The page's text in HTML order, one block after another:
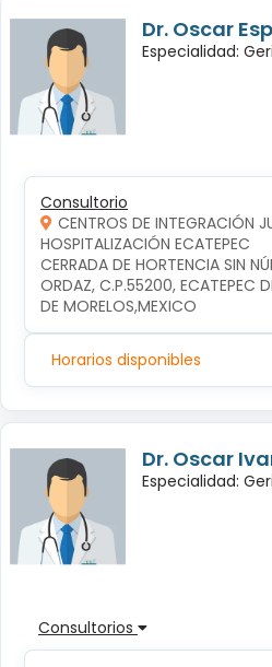
Dr. Oscar
Especialidad:
Consultorio
CENTROS DE INTEGRACIÓN
HOSPITALIZACIÓN ECATEPEC
CERRADA DE HORTENCIA SIN
ORDAZ, C.P.55200, ECATEPEC
DE MORELOS,MEXICO
Horarios disponibles
Dr. Oscar
Especialidad:
Consultorios